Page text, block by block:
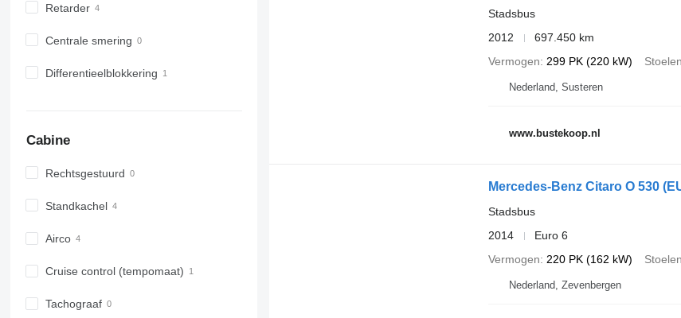
Retarder
Centrale smering
Differentieelblokkering
Cabine
Rechtsgestuurd
Standkachel
Airco
Cruise control (tempomaat)
Tachograaf
Stadsbus
2012
697.450 km
Vermogen
299 PK (220 kW) Stoelen
Nederland, Susteren
www.bustekoop.nl
Mercedes-Benz Citaro O 530
Stadsbus
2014
Euro 6
Vermogen
220 PK (162 kW) Stoelen
Nederland, Zevenbergen